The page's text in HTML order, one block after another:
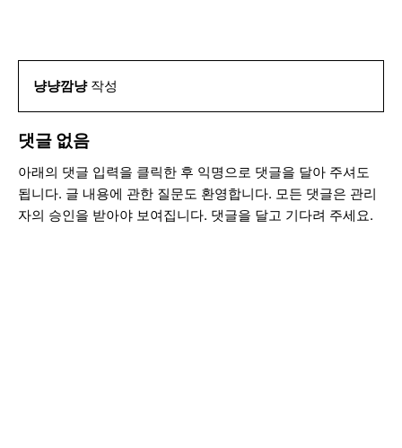
냥냥깜냥작성
댓글 없음
아래의 댓글 입력을 클릭한 후 익명으로 댓글을 달아 주셔도
됩니다. 글 내용에 관한 질문도 환영합니다. 모든 댓글은 관리
자의 승인을 받아야 보여집니다. 댓글을 달고 기다려 주세요.